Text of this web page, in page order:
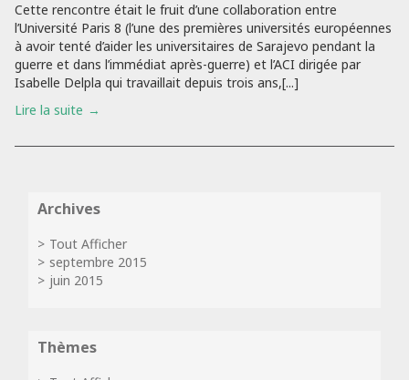
Cette rencontre était le fruit d’une collaboration entre
l’Université Paris 8 (l’une des premières universités européennes
à avoir tenté d’aider les universitaires de Sarajevo pendant la
guerre et dans l’immédiat après-guerre) et l’ACI dirigée par
Isabelle Delpla qui travaillait depuis trois ans,[...]
Lire la suite
Archives
Tout Afficher
septembre 2015
juin 2015
Thèmes